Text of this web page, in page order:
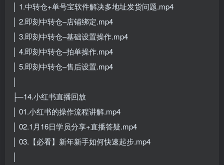
│ 1.中转仓+单号宝软件解决多地址发货问题.mp4
│ 2.即刻中转仓–店铺绑定.mp4
│ 3.即刻中转仓–基础设置操作.mp4
│ 4.即刻中转仓–拍单操作.mp4
│ 5.即刻中转仓–售后设置.mp4
├─14.小红书直播回放
│ 01.小红书的操作流程讲解.mp4
│ 02.1月16日学员分享+直播答疑.mp4
│ 03.【必看】新年新手如何快速起步.mp4